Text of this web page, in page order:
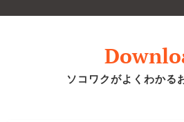
ソコワクがよくわかる